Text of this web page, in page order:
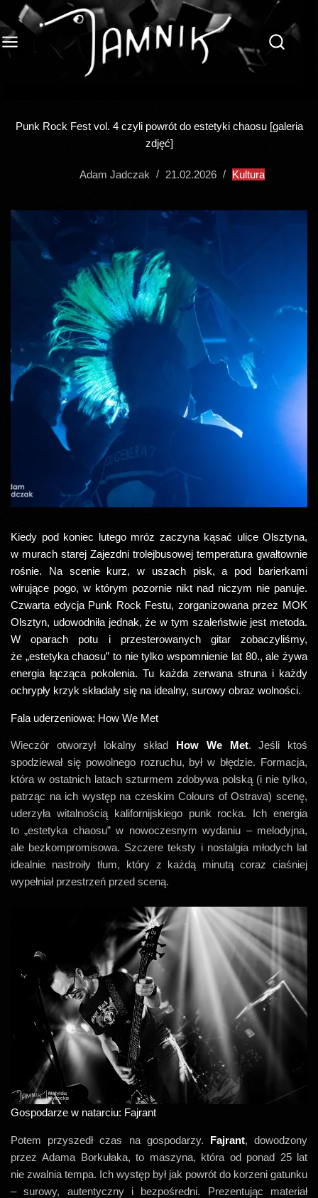
Przejdź
do
treści
Punk Rock Fest vol. 4 czyli powrót do estetyki chaosu [galeria
zdjęć]
Adam Jadczak 21.02.2026 Kultura
Kiedy pod koniec lutego mróz zaczyna kąsać ulice Olsztyna,
w murach starej Zajezdni trolejbusowej temperatura gwałtownie
rośnie. Na scenie kurz, w uszach pisk, a pod barierkami
wirujące pogo, w którym pozornie nikt nad niczym nie panuje.
Czwarta edycja Punk Rock Festu, zorganizowana przez MOK
Olsztyn, udowodniła jednak, że w tym szaleństwie jest metoda.
W oparach potu i przesterowanych gitar zobaczyliśmy,
że „estetyka chaosu” to nie tylko wspomnienie lat 80., ale żywa
energia łącząca pokolenia. Tu każda zerwana struna i każdy
ochrypły krzyk składały się na idealny, surowy obraz wolności.
Fala uderzeniowa: How We Met
Wieczór otworzył lokalny skład How We Met. Jeśli ktoś
spodziewał się powolnego rozruchu, był w błędzie. Formacja,
która w ostatnich latach szturmem zdobywa polską (i nie tylko,
patrząc na ich występ na czeskim Colours of Ostrava) scenę,
uderzyła witalnością kalifornijskiego punk rocka. Ich energia
to „estetyka chaosu” w nowoczesnym wydaniu – melodyjna,
ale bezkompromisowa. Szczere teksty i nostalgia młodych lat
idealnie nastroiły tłum, który z każdą minutą coraz ciaśniej
wypełniał przestrzeń przed sceną.
Gospodarze w natarciu: Fajrant
Potem przyszedł czas na gospodarzy. Fajrant, dowodzony
przez Adama Borkułaka, to maszyna, która od ponad 25 lat
nie zwalnia tempa. Ich występ był jak powrót do korzeni gatunku
– surowy, autentyczny i bezpośredni. Prezentując materiał